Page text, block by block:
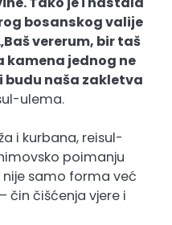
bosanskog valije
vererum, bir taš
kamena jednog ne
budu naša zakletva
ulema.
i kurbana, reisul-
poimanju
samo forma već
čin čišćenja vjere i